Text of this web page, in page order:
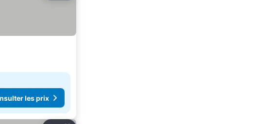
les prix